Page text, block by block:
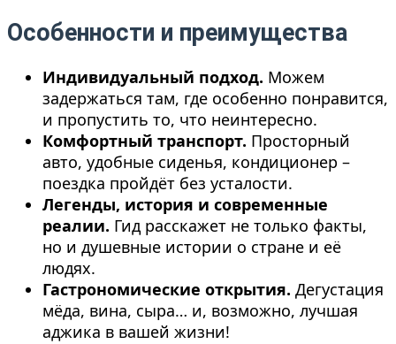
Особенности и преимущества
Индивидуальный подход. Можем
задержаться там, где особенно понравится,
и пропустить то, что неинтересно.
Комфортный транспорт. Просторный
авто, удобные сиденья, кондиционер –
поездка пройдёт без усталости.
Легенды, история и современные
реалии. Гид расскажет не только факты,
но и душевные истории о стране и её
людях.
Гастрономические открытия. Дегустация
мёда, вина, сыра… и, возможно, лучшая
аджика в вашей жизни!